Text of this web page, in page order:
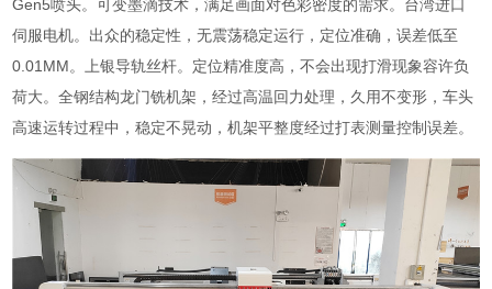
Gen5喷头。可变墨滴技术，满足画面对色彩密度的需求。台湾进口
伺服电机。出众的稳定性，无震荡稳定运行，定位准确，误差低至
0.01MM。上银导轨丝杆。定位精准度高，不会出现打滑现象容许负
荷大。全钢结构龙门铣机架，经过高温回力处理，久用不变形，车头
高速运转过程中，稳定不晃动，机架平整度经过打表测量控制误差。